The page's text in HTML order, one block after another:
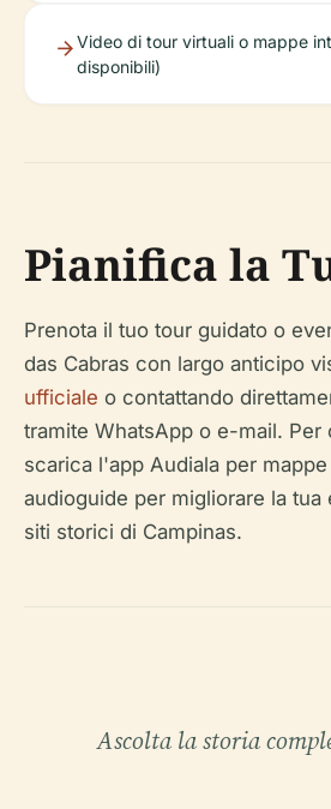
Video di tour virtuali o mappe
disponibili)
Pianifica la
Prenota il tuo tour guidato o
das Cabras con largo anticipo
ufficiale o contattando
tramite WhatsApp o e-mail. Per
scarica l'app Audiala per
audioguide per migliorare la tua
siti storici di Campinas.
Ascolta la storia